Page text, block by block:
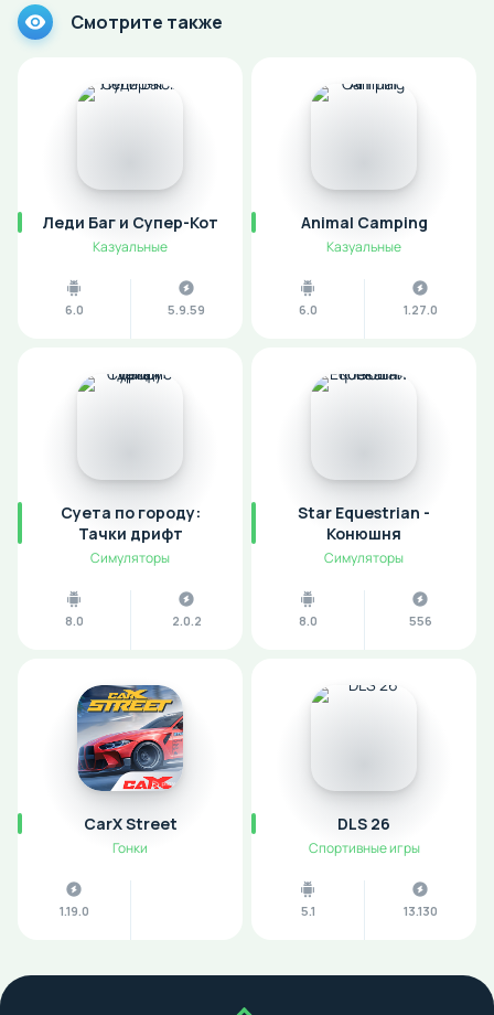
Смотрите также
Леди Баг и Супер-Кот
Казуальные
6.0 5.9.59
Animal Camping
Казуальные
6.0 1.27.0
Суета по городу:
Тачки дрифт
Симуляторы
8.0 2.0.2
Star Equestrian -
Конюшня
Симуляторы
8.0 556
CarX Street
Гонки
1.19.0
DLS 26
Спортивные игры
5.1 13.130